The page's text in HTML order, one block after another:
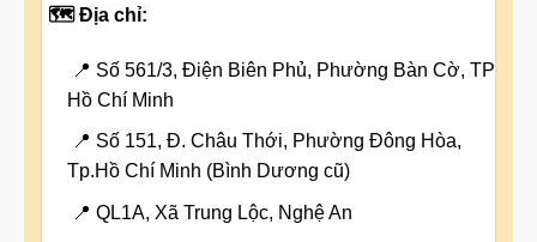
🗺️ Địa chỉ:
📍 Số 561/3, Điện Biên Phủ, Phường Bàn Cờ, TP
Hồ Chí Minh
📍 Số 151, Đ. Châu Thới, Phường Đông Hòa,
Tp.Hồ Chí Minh (Bình Dương cũ)
📍 QL1A, Xã Trung Lộc, Nghệ An